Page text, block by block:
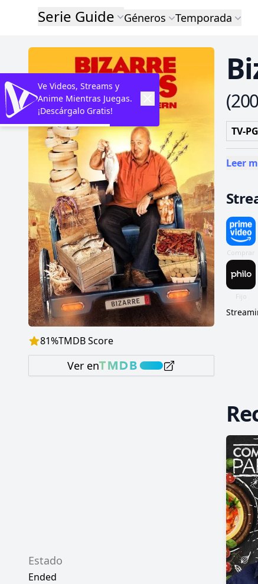
Serie Guide Géneros Temporada
81%TMDB Score
Ver en
(
TV-PG
Leer
Estado
Ended
Ve Videos, Streams y
Anime Mientras Juegas.
¡Descárgalo Gratis!